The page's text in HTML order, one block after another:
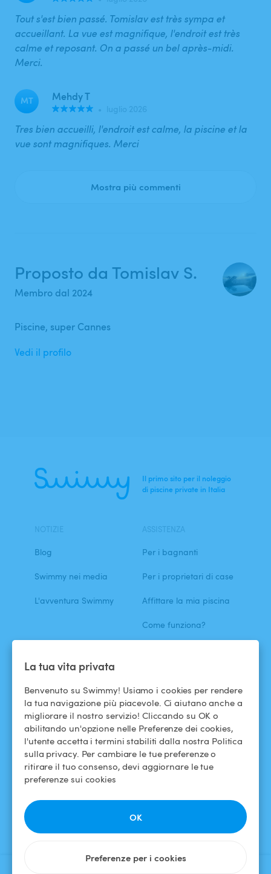
La tua vita privata
Benvenuto su Swimmy! Usiamo i cookies per rendere
la tua navigazione più piacevole. Ci aiutano anche a
migliorare il nostro servizio! Cliccando su OK o
abilitando un'opzione nelle Preferenze dei cookies,
l'utente accetta i termini stabiliti dalla nostra Politica
sulla privacy. Per cambiare le tue preferenze o
ritirare il tuo consenso, devi aggiornare le tue
preferenze sui cookies
Preferenze per i cookies
OK
Tout s'est bien passé. Tomislav est très sympa et
accueillant. La vue est magnifique, l'endroit est très
calme et reposant. On a passé un bel après-midi.
Merci.
MT Mehdy T
Tres bien accueilli, l'endroit est calme, la piscine et la
vue sont magnifiques. Merci
Mostra più commenti
Proposto da Tomislav S.
Membro dal 2024
Piscine, super Cannes
Vedi il profilo
Il primo sito per il noleggio
di piscine private in Italia
Blog
Swimmy nei media
L'avventura Swimmy
Per i bagnanti
Per i proprietari di case
Affittare la mia piscina
Come funziona?
ASSISTENZA
Termini e condizioni
d'uso
Politica di
confidenzialità
Avviso legale
Instagram